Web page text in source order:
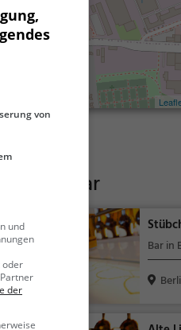
Burgerbar
Bar in
von
und
oder
der